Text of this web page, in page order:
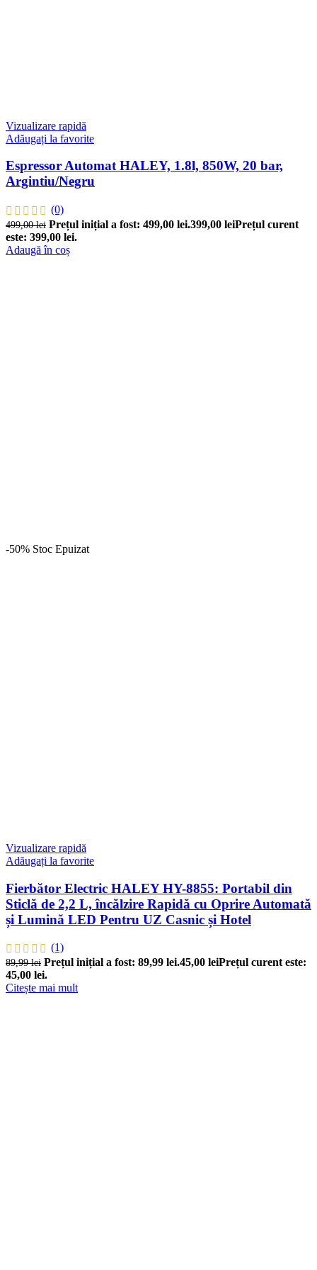
Vizualizare rapidă
Adăugați la favorite
Espressor Automat HALEY, 1.8l, 850W, 20 bar,
Argintiu/Negru
(0)
499,00lei Prețul inițial a fost: 499,00 lei.399,00 leiPrețul curent
este: 399,00 lei.
Adaugă în coș
-50% Stoc Epuizat
Vizualizare rapidă
Adăugați la favorite
Fierbător Electric HALEY HY-8855: Portabil din
Sticlă de 2,2 L, încălzire Rapidă cu Oprire Automată
și Lumină LED Pentru UZ Casnic și Hotel
(1)
89,99lei Prețul inițial a fost: 89,99 lei.45,00 leiPrețul curent este:
45,00 lei.
Citește mai mult